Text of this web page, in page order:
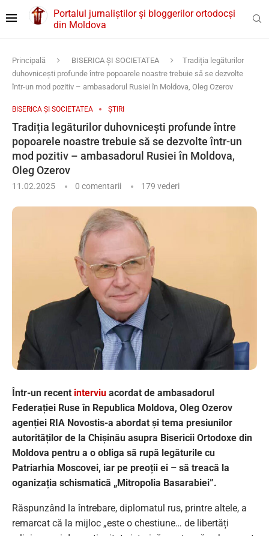
Portalul jurnaliștilor și bloggerilor ortodocși
din Moldova
Principală BISERICA ȘI SOCIETATEA
Tradiția legăturilor
duhovnicești profunde între popoarele noastre trebuie să se dezvolte
într-un mod pozitiv – ambasadorul Rusiei în Moldova, Oleg Ozerov
BISERICA ȘI SOCIETATEA ȘTIRI
Tradiția legăturilor duhovnicești profunde între
popoarele noastre trebuie să se dezvolte într-un
mod pozitiv – ambasadorul Rusiei în Moldova,
Oleg Ozerov
11.02.2025 0 comentarii 179 vederi
Într-un recent interviu acordat de ambasadorul
Federației Ruse în Republica Moldova, Oleg Ozerov
agenției RIA Novostis-a abordat și tema presiunilor
autorităților de la Chișinău asupra Bisericii Ortodoxe din
Moldova pentru a o obliga să rupă legăturile cu
Patriarhia Moscovei, iar pe preoții ei – să treacă la
oganizația schismatică „Mitropolia Basarabiei”.
Răspunzând la întrebare, diplomatul rus, printre altele, a
remarcat că la mijloc „este o chestiune… de libertăți